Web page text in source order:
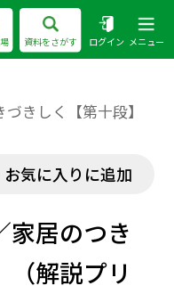
資料をさがす ログイン メニュー
きしく【第十段】
お気に入りに追加
居のつき
解説プリ